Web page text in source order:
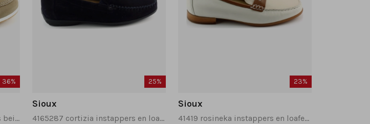
36%
82.414.30 instappers en loafers beige
25%
Sioux
4165287 cortizia instappers en loafers donkerblauw
23%
Sioux
41419 rosineka instappers en loafers beige multi